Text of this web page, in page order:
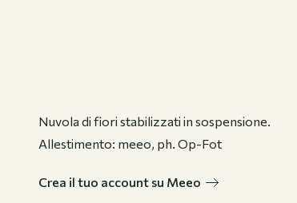
Nuvola di fiori stabilizzati in sospensione.
Allestimento: meeo, ph. Op-Fot
Crea il tuo account su Meeo